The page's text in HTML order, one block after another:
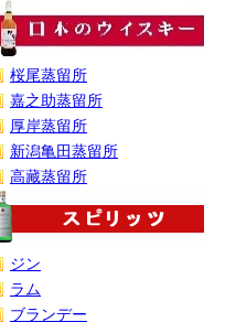
桜尾蒸留所
嘉之助蒸留所
厚岸蒸留所
新潟亀田蒸留所
高藏蒸留所
ジン
ラム
ブランデー